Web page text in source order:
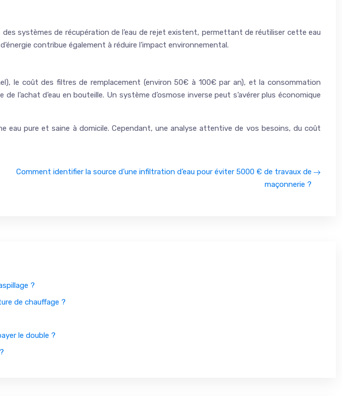
systèmes de récupération de l’eau de rejet existent, permettant de réutiliser cette eau
contribue également à réduire l’impact environnemental.
le coût des filtres de remplacement (environ 50€ à 100€ par an), et la consommation
l’achat d’eau en bouteille. Un système d’osmose inverse peut s’avérer plus économique
eau pure et saine à domicile. Cependant, une analyse attentive de vos besoins, du coût
Comment identifier la source d’une infiltration d’eau pour éviter 5000 € de travaux de
maçonnerie ?
?
de chauffage ?
le double ?